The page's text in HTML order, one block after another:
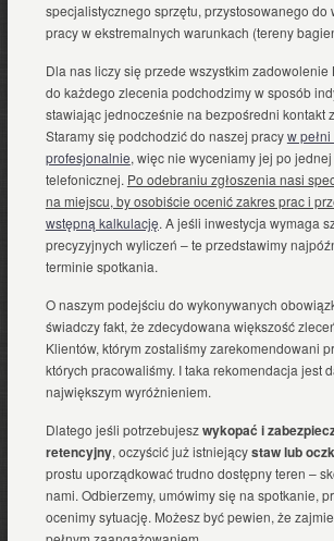
specjalistycznego sprzętu, przystosowanego do
pracy w ekstremalnych warunkach (tereny
Dla nas liczy się przede wszystkim zadowolenie
do każdego zlecenia podchodzimy w sposób
stawiając jednocześnie na bezpośredni kontakt
Staramy się podchodzić do naszej pracyw
profesjonalnie, więc nie wyceniamy jej po
telefonicznej. Po odebraniu zgłoszenia nasi
na miejscu, by osobiście ocenić zakres prac i
wstępną kalkulację. A jeśli inwestycja wymaga
precyzyjnych wyliczeń – te przedstawimy
terminie spotkania.
O naszym podejściu do wykonywanych
świadczy fakt, że zdecydowana większość
Klientów, którym zostaliśmy zarekomendowani
których pracowaliśmy. I taka rekomendacja jest
największym wyróżnieniem.
Dlatego jeśli potrzebujeszwykopać i
retencyjny, oczyścić już istniejącystaw lub
prostu uporządkować trudno dostępny teren –
nami. Odbierzemy, umówimy się na spotkanie,
ocenimy sytuację. Możesz być pewien, że